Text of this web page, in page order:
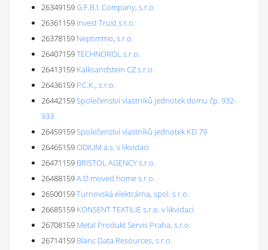
26349159G.F.B.I. Company, s.r.o.
26361159 Invest Trust s.r.o.
26378159 Neptimmo, s.r.o.
26407159TECHNOROL s.r.o.
26413159 Kalksandstein CZ s.r.o.
26436159 P.C.K., s.r.o.
26442159Společenství vlastníků jednotek domu čp. 932-
933
26459159Společenství vlastníků jednotek KD 79
26465159ODIUM a.s. v likvidaci
26471159 BRISTOL AGENCY s.r.o.
26488159A.D.moved home s.r.o.
26500159Turnovská elektrárna, spol. s r.o.
26685159 KONSENT TEXTILIE s.r.o. v likvidaci
26708159 Metal Produkt Servis Praha, s.r.o.
26714159 Blanc Data Resources, s.r.o.